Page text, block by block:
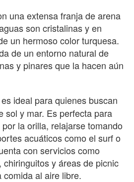
una extensa franja de arena
son cristalinas y en
un hermoso color turquesa.
de un entorno natural de
y pinares que la hacen aún
es ideal para quienes buscan
sol y mar. Es perfecta para
la orilla, relajarse tomando
acuáticos como el surf o
con servicios como
y áreas de picnic
al aire libre.